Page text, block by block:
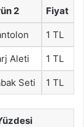
2 Fiyat
1 TL
Aleti 1 TL
Seti 1 TL